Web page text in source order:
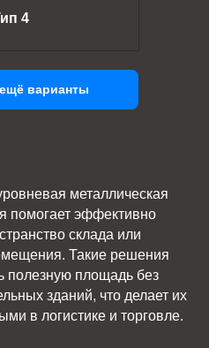
4
варианты
металлическая
помогает эффективно
склада или
Такие решения
полезную площадь без
зданий, что делает их
в логистике и торговле.